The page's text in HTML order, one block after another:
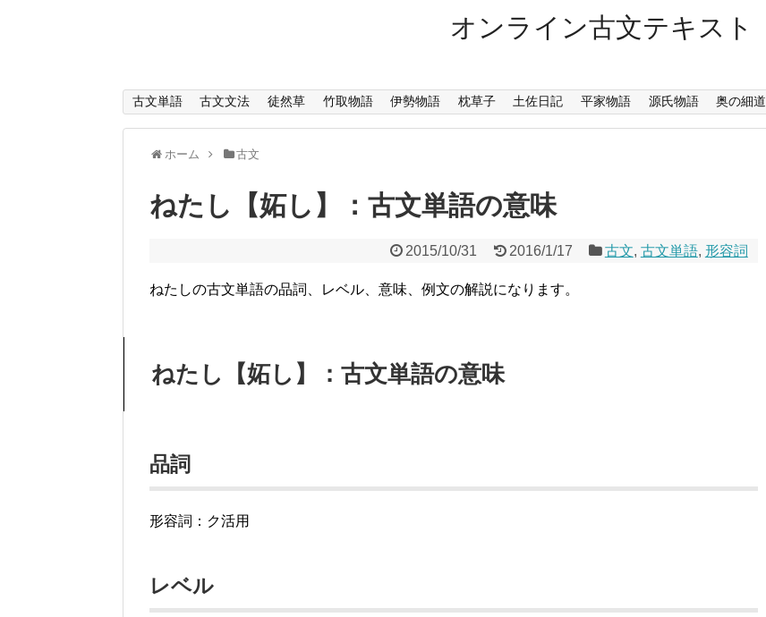
オンライン古文テキスト
古文単語 古文文法 徒然草 竹取物語 伊勢物語 枕草子 土佐日記 平家物語 源氏物語 奥の細道
ホーム 古文
ねたし【妬し】：古文単語の意味
2015/10/31 2016/1/17 古文, 古文単語, 形容詞
ねたしの古文単語の品詞、レベル、意味、例文の解説になります。
ねたし【妬し】：古文単語の意味
品詞
形容詞：ク活用
レベル